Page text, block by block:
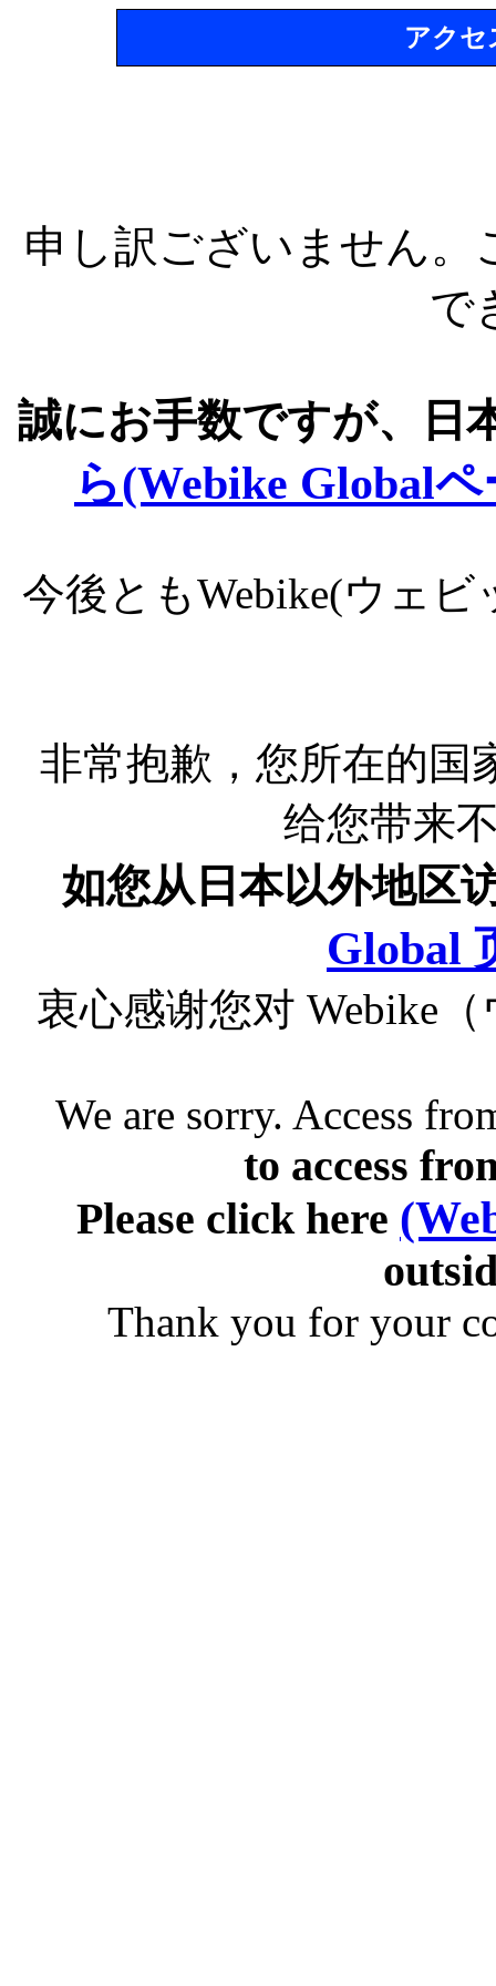
アクセ
申し訳ございません
で
誠にお手数ですが、日
ら(Webike Global
今後ともWebike(ウェ
非常抱歉，您所在的国
给您带来
如您从日本以外地区
Global
衷心感谢您对 Webike
We are sorry. Access
to access
Please click here
Thank you for your